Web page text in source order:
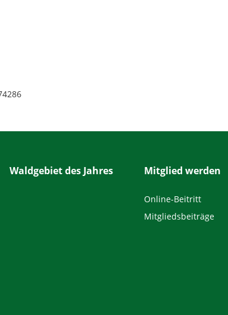
Waldgebiet des Jahres Mitglied werden
Online-Beitritt
Mitgliedsbeiträge